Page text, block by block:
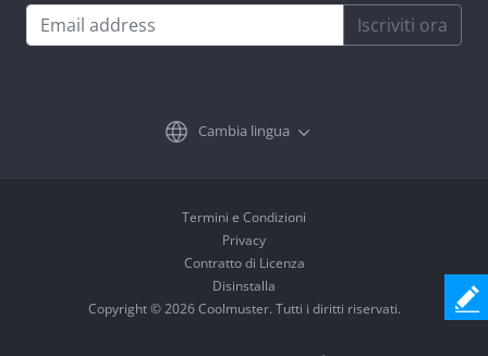
Iscriviti ora
Cambia lingua
Termini e Condizioni
Privacy
Contratto di Licenza
Disinstalla
Copyright © 2026 Coolmuster. Tutti i diritti riservati.